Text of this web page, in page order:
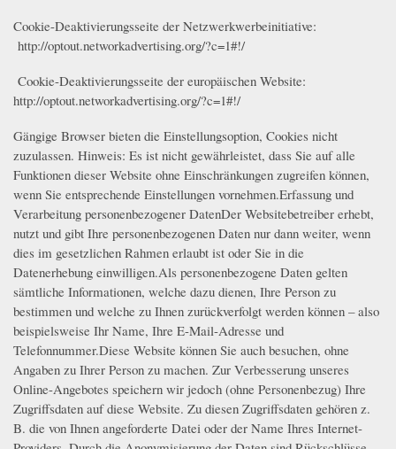
Cookie-Deaktivierungsseite der Netzwerkwerbeinitiative:
http://optout.networkadvertising.org/?c=1#!/
Cookie-Deaktivierungsseite der europäischen Website:
http://optout.networkadvertising.org/?c=1#!/
Gängige Browser bieten die Einstellungsoption, Cookies nicht
zuzulassen. Hinweis: Es ist nicht gewährleistet, dass Sie auf alle
Funktionen dieser Website ohne Einschränkungen zugreifen können,
wenn Sie entsprechende Einstellungen vornehmen.Erfassung und
Verarbeitung personenbezogener DatenDer Websitebetreiber erhebt,
nutzt und gibt Ihre personenbezogenen Daten nur dann weiter, wenn
dies im gesetzlichen Rahmen erlaubt ist oder Sie in die
Datenerhebung einwilligen.Als personenbezogene Daten gelten
sämtliche Informationen, welche dazu dienen, Ihre Person zu
bestimmen und welche zu Ihnen zurückverfolgt werden können – also
beispielsweise Ihr Name, Ihre E-Mail-Adresse und
Telefonnummer.Diese Website können Sie auch besuchen, ohne
Angaben zu Ihrer Person zu machen. Zur Verbesserung unseres
Online-Angebotes speichern wir jedoch (ohne Personenbezug) Ihre
Zugriffsdaten auf diese Website. Zu diesen Zugriffsdaten gehören z.
B. die von Ihnen angeforderte Datei oder der Name Ihres Internet-